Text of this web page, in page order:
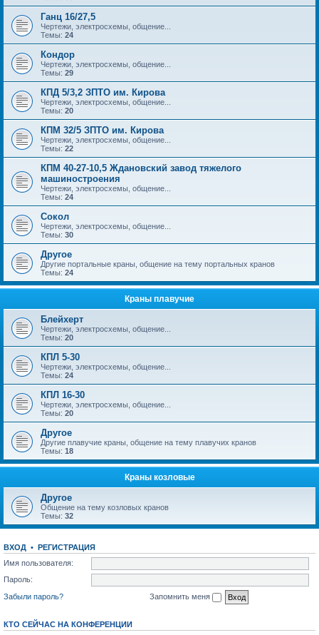
Ганц 16/27,5
Чертежи, электросхемы, общение...
Темы: 24
Кондор
Чертежи, электросхемы, общение...
Темы: 29
КПД 5/3,2 ЗПТО им. Кирова
Чертежи, электросхемы, общение...
Темы: 20
КПМ 32/5 ЗПТО им. Кирова
Чертежи, электросхемы, общение...
Темы: 22
КПМ 40-27-10,5 Ждановский завод тяжелого
машиностроения
Чертежи, электросхемы, общение...
Темы: 24
Сокол
Чертежи, электросхемы, общение...
Темы: 30
Другое
Другие портальные краны, общение на тему портальных кранов
Темы: 24
Краны плавучие
Блейхерт
Чертежи, электросхемы, общение...
Темы: 20
КПЛ 5-30
Чертежи, электросхемы, общение...
Темы: 24
КПЛ 16-30
Чертежи, электросхемы, общение...
Темы: 20
Другое
Другие плавучие краны, общение на тему плавучих кранов
Темы: 18
Краны козловые
Другое
Общение на тему козловых кранов
Темы: 32
ВХОД • РЕГИСТРАЦИЯ
Имя пользователя:
Пароль:
Забыли пароль?
Запомнить меня
КТО СЕЙЧАС НА КОНФЕРЕНЦИИ